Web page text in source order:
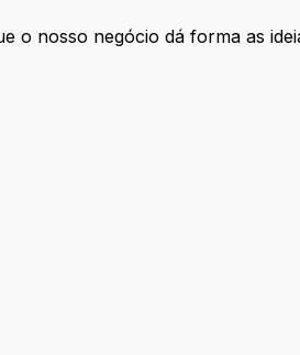
o nosso negócio dá forma as